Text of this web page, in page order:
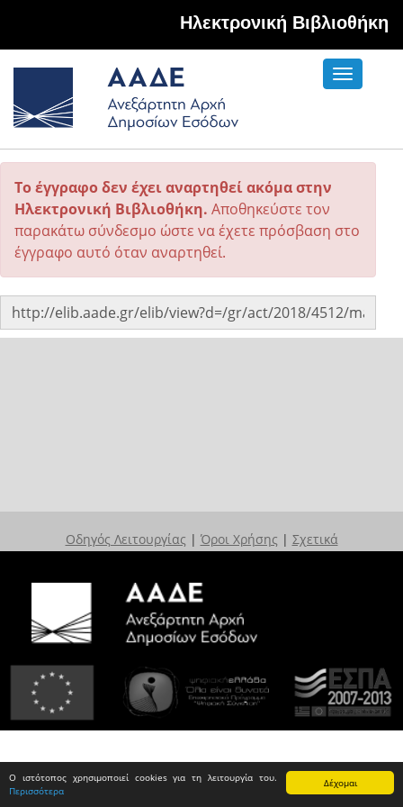
Δέχομαι
Ο ιστότοπος χρησιμοποιεί cookies για τη λειτουργία του.
Περισσότερα
Hλεκτρονική Βιβλιοθήκη
Toggle
Το έγγραφο δεν έχει αναρτηθεί ακόμα στην
Ηλεκτρονική Βιβλιοθήκη. Αποθηκεύστε τον
παρακάτω σύνδεσμο ώστε να έχετε πρόσβαση στο
έγγραφο αυτό όταν αναρτηθεί.
Οδηγός Λειτουργίας | Όροι Χρήσης | Σχετικά